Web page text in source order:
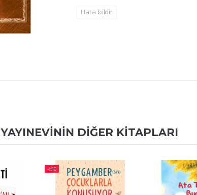
Hata bildir
YAYINEVININ DIĞER KITAPLARI